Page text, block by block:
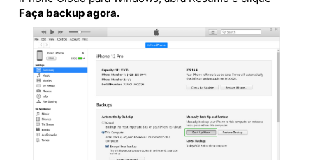
Faça backup agora.